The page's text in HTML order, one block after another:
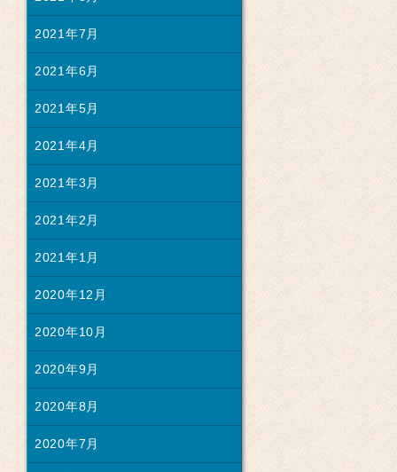
2021年7月
2021年6月
2021年5月
2021年4月
2021年3月
2021年2月
2021年1月
2020年12月
2020年10月
2020年9月
2020年8月
2020年7月